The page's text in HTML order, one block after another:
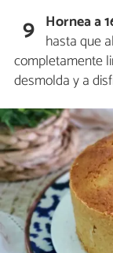
9 Hornea a
hasta que
completamente
desmolda y a